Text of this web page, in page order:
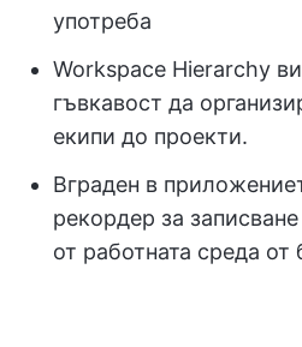
употреба
Workspace Hierarchy
гъвкавост да
екипи до проекти.
Вграден в
рекордер за
от работната среда от